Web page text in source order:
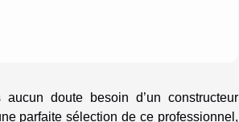
doute besoin d’un constructeur
parfaite sélection de ce professionnel,